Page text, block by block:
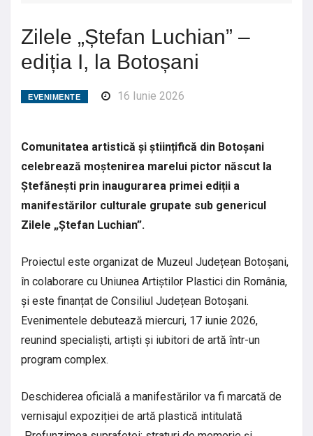
Zilele „Ștefan Luchian” –
ediția I, la Botoșani
EVENIMENTE 16 Iunie 2026
Comunitatea artistică și științifică din Botoșani
celebrează moștenirea marelui pictor născut la
Ștefănești prin inaugurarea primei ediții a
manifestărilor culturale grupate sub genericul
Zilele „Ștefan Luchian”.
Proiectul este organizat de Muzeul Județean Botoșani,
în colaborare cu Uniunea Artiștilor Plastici din România,
și este finanțat de Consiliul Județean Botoșani.
Evenimentele debutează miercuri, 17 iunie 2026,
reunind specialiști, artiști și iubitori de artă într-un
program complex.
Deschiderea oficială a manifestărilor va fi marcată de
vernisajul expoziției de artă plastică intitulată